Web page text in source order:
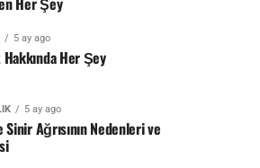
5 ay ago
Her Şey
5 ay ago
Sinir Ağrısının Nedenleri ve